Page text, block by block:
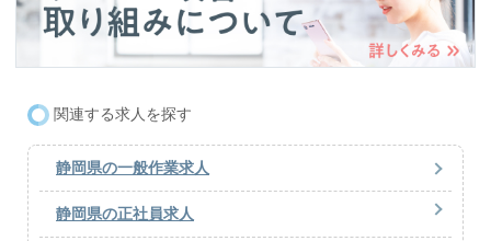
関連する求人を探す
静岡県の一般作業求人
静岡県の正社員求人